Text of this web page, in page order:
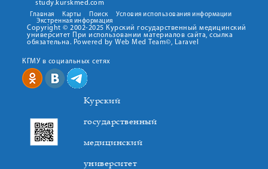
study.kurskmed.com
Главная Карты Поиск
Условия использования информации
Экстренная информация
Copyright © 2002-2025 Курский государственный медицинский
университет При использовании материалов сайта, ссылка
обязательна. Powered by Web Med Team©, Laravel
КГМУ в социальных сетях
Курский
государственный
медицинский
университет